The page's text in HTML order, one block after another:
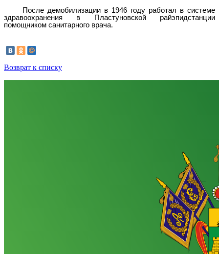
После демобилизации в 1946 году работал в системе
здравоохранения в Пластуновской райэпидстанции
помощником санитарного врача.
Возврат к списку